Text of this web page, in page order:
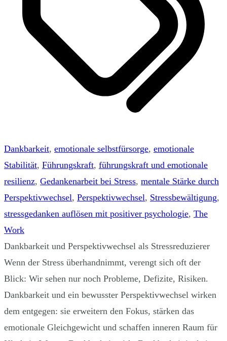
Dankbarkeit, emotionale selbstfürsorge, emotionale
Stabilität, Führungskraft, führungskraft und emotionale
resilienz, Gedankenarbeit bei Stress, mentale Stärke durch
Perspektivwechsel, Perspektivwechsel, Stressbewältigung,
stressgedanken auflösen mit positiver psychologie, The
Work
Dankbarkeit und Perspektivwechsel als Stressreduzierer
Wenn der Stress überhandnimmt, verengt sich oft der
Blick: Wir sehen nur noch Probleme, Defizite, Risiken.
Dankbarkeit und ein bewusster Perspektivwechsel wirken
dem entgegen: sie erweitern den Fokus, stärken das
emotionale Gleichgewicht und schaffen inneren Raum für